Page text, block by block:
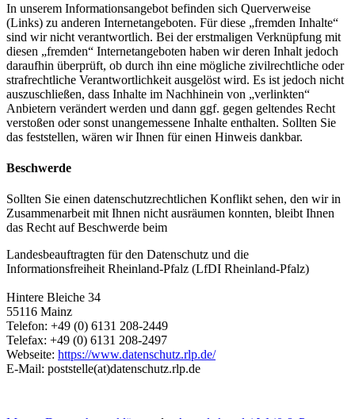
In unserem Informationsangebot befinden sich Querverweise
(Links) zu anderen Internetangeboten. Für diese „fremden Inhalte“
sind wir nicht verantwortlich. Bei der erstmaligen Verknüpfung mit
diesen „fremden“ Internetangeboten haben wir deren Inhalt jedoch
daraufhin überprüft, ob durch ihn eine mögliche zivilrechtliche oder
strafrechtliche Verantwortlichkeit ausgelöst wird. Es ist jedoch nicht
auszuschließen, dass Inhalte im Nachhinein von „verlinkten“
Anbietern verändert werden und dann ggf. gegen geltendes Recht
verstoßen oder sonst unangemessene Inhalte enthalten. Sollten Sie
das feststellen, wären wir Ihnen für einen Hinweis dankbar.
Beschwerde
Sollten Sie einen datenschutzrechtlichen Konflikt sehen, den wir in
Zusammenarbeit mit Ihnen nicht ausräumen konnten, bleibt Ihnen
das Recht auf Beschwerde beim
Landesbeauftragten für den Datenschutz und die
Informationsfreiheit Rheinland-Pfalz (LfDI Rheinland-Pfalz)
Hintere Bleiche 34
55116 Mainz
Telefon: +49 (0) 6131 208-2449
Telefax: +49 (0) 6131 208-2497
Webseite: https://www.datenschutz.rlp.de/
E-Mail: poststelle(at)datenschutz.rlp.de